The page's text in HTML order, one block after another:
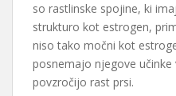
so rastlinske spojine, ki
strukturo kot estrogen,
niso tako močni kot
posnemajo njegove učinke
povzročijo rast prsi.